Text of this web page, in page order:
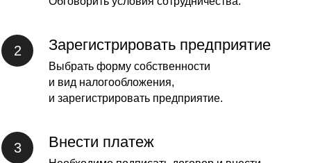
Зарегистрировать предприятие
Выбрать форму собственности
и вид налогообложения,
и зарегистрировать предприятие.
Внести платеж